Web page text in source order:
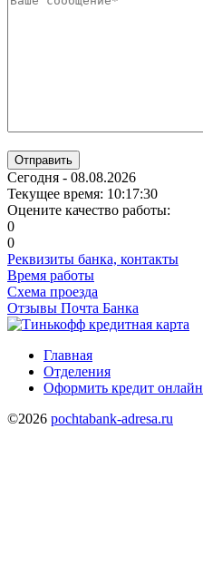
Отправить
Сегодня - 08.08.2026
Текущее время: 10:17:30
Оцените качество работы:
0
0
Реквизиты банка, контакты
Время работы
Схема проезда
Отзывы Почта Банка
Главная
Отделения
Оформить кредит онлайн
©2026 pochtabank-adresa.ru